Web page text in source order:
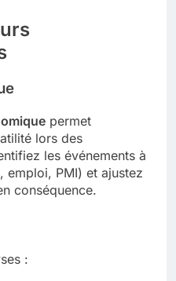
permet
lors des
les événements à
emploi, PMI) et ajustez
conséquence.
: